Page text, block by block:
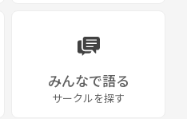
みんなで語る
サークルを探す